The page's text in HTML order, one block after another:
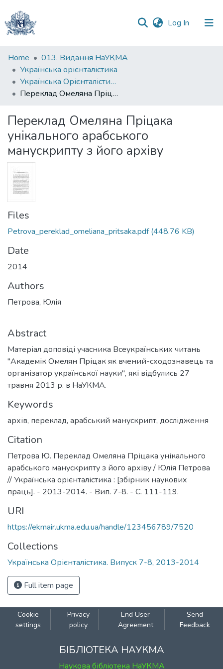
Log In (current)
Communities
&
Collections
All of DSpace
Statistics
Home
013. Видання НаУКМА
Українська орієнталістика
Українська Орієнталістика. Випуск 7-8, 2013-2014
Переклад Омеляна Пріцака унікального арабського манускрипту з його архіву
Переклад Омеляна Пріцака
унікального арабського
манускрипту з його архіву
Files
Petrova_pereklad_omeliana_pritsaka.pdf(448.76 KB)
Date
2014
Authors
Петрова, Юлія
Abstract
Матеріал доповіді учасника Всеукраїнських читань
"Академік Омелян Пріцак як вчений-сходознавець та
організатор української науки", які відбулись 27
травня 2013 р. в НаУКМА.
Keywords
архів, переклад, арабський манускрипт, дослідження
Citation
Петрова Ю. Переклад Омеляна Пріцака унікального
арабського манускрипту з його архіву / Юлія Петрова
// Українська орієнталістика : [збірник наукових
праць]. - 2013-2014. - Вип. 7-8. - С. 111-119.
URI
https://ekmair.ukma.edu.ua/handle/123456789/7520
Collections
Українська Орієнталістика. Випуск 7-8, 2013-2014
Full item page
Cookie
settings
Privacy
policy
End User
Agreement
Send
Feedback
БІБЛІОТЕКА НАУКМА
Наукова бібліотека НаУКМА